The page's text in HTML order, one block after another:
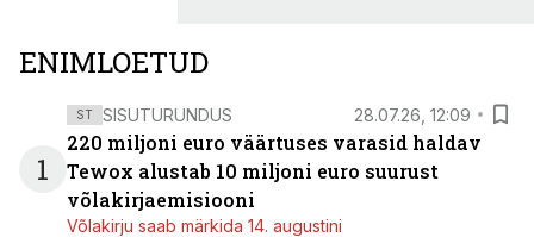
ENIMLOETUD
1
ST SISUTURUNDUS 28.07.26, 12:09
220 miljoni euro väärtuses varasid haldav
Tewox alustab 10 miljoni euro suurust
võlakirjaemisiooni
Võlakirju saab märkida 14. augustini